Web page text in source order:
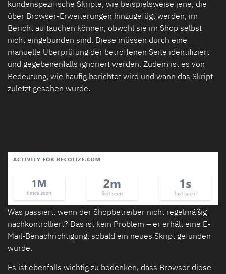
kundenspezifische Skripte, wie beispielsweise jene, die
über Browser-Erweiterungen hinzugefügt werden, im
Bericht auftauchen können, obwohl sie im Shop selbst
nicht eingebunden sind. Diese müssen durch eine
manuelle Überprüfung der betroffenen Seite identifiziert
und gegebenenfalls ignoriert werden. Zudem ist es von
Bedeutung, wie häufig berichtet wird und wann das Skript
zuletzt gesehen wurde.
Was passiert, wenn der Shopbetreiber nicht regelmäßig
nachkontrolliert? Das ist kein Problem – er erhält eine E-
Mail-Benachrichtigung, sobald ein neues Skript gefunden
wurde.
Es ist ebenfalls wichtig zu bedenken, dass Browser diese